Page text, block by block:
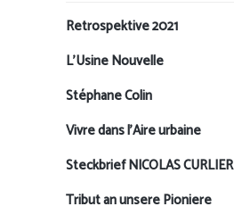
Retrospektive 2021
L’Usine Nouvelle
Stéphane Colin
Vivre dans l’Aire urbaine
Steckbrief NICOLAS CURLIER
Tribut an unsere Pioniere